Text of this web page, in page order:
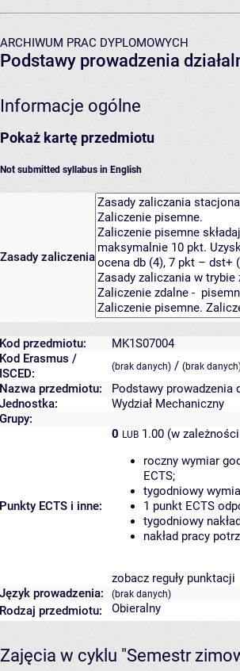
ARCHIWUM PRAC DYPLOMOWYCH
Podstawy prowadzenia
Informacje ogólne
Pokaż kartę przedmiotu
Not submitted syllabus in English
Zasady zaliczenia
Kod przedmiotu:
MK1S07004
Kod Erasmus /
ISCED:
(brak danych) / (brak
Nazwa przedmiotu:
Podstawy prowadzenia
Jednostka:
Wydział Mechaniczny
Grupy:
Punkty ECTS i inne:
0 LUB 1.00 (w
roczny wymiar
ECTS;
tygodniowy
1 punkt ECTS
tygodniowy
nakład pracy
zobacz reguły punktacji
Język prowadzenia:
(brak danych)
Rodzaj przedmiotu: Obieralny
Zajęcia w cyklu "Semestr